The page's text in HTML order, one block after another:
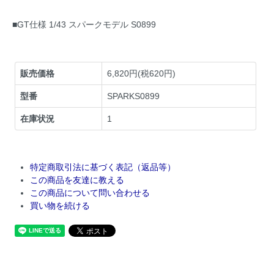
■GT仕様 1/43 スパークモデル S0899
販売価格 6,820円(税620円)
型番 SPARKS0899
在庫状況 1
特定商取引法に基づく表記（返品等）
この商品を友達に教える
この商品について問い合わせる
買い物を続ける